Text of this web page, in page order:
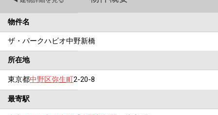
物件名
ザ・パークハビオ中野新橋
所在地
東京都中野区弥生町2-20-8
最寄駅